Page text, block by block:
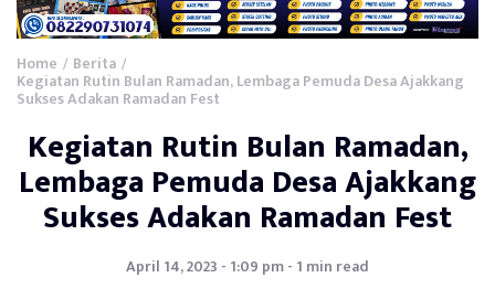
Home / Berita /
Kegiatan Rutin Bulan Ramadan, Lembaga Pemuda Desa Ajakkang
Sukses Adakan Ramadan Fest
Kegiatan Rutin Bulan Ramadan,
Lembaga Pemuda Desa Ajakkang
Sukses Adakan Ramadan Fest
April 14, 2023 - 1:09 pm - 1 min read